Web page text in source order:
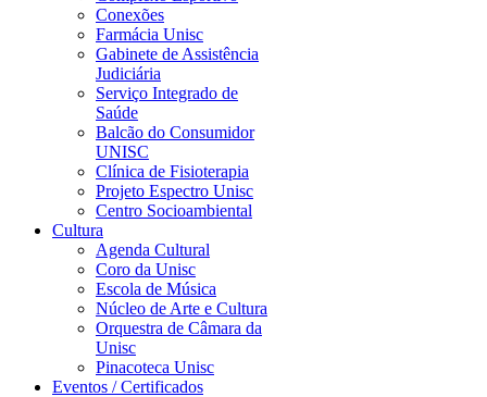
Conexões
Farmácia Unisc
Gabinete de Assistência
Judiciária
Serviço Integrado de
Saúde
Balcão do Consumidor
UNISC
Clínica de Fisioterapia
Projeto Espectro Unisc
Centro Socioambiental
Cultura
Agenda Cultural
Coro da Unisc
Escola de Música
Núcleo de Arte e Cultura
Orquestra de Câmara da
Unisc
Pinacoteca Unisc
Eventos / Certificados